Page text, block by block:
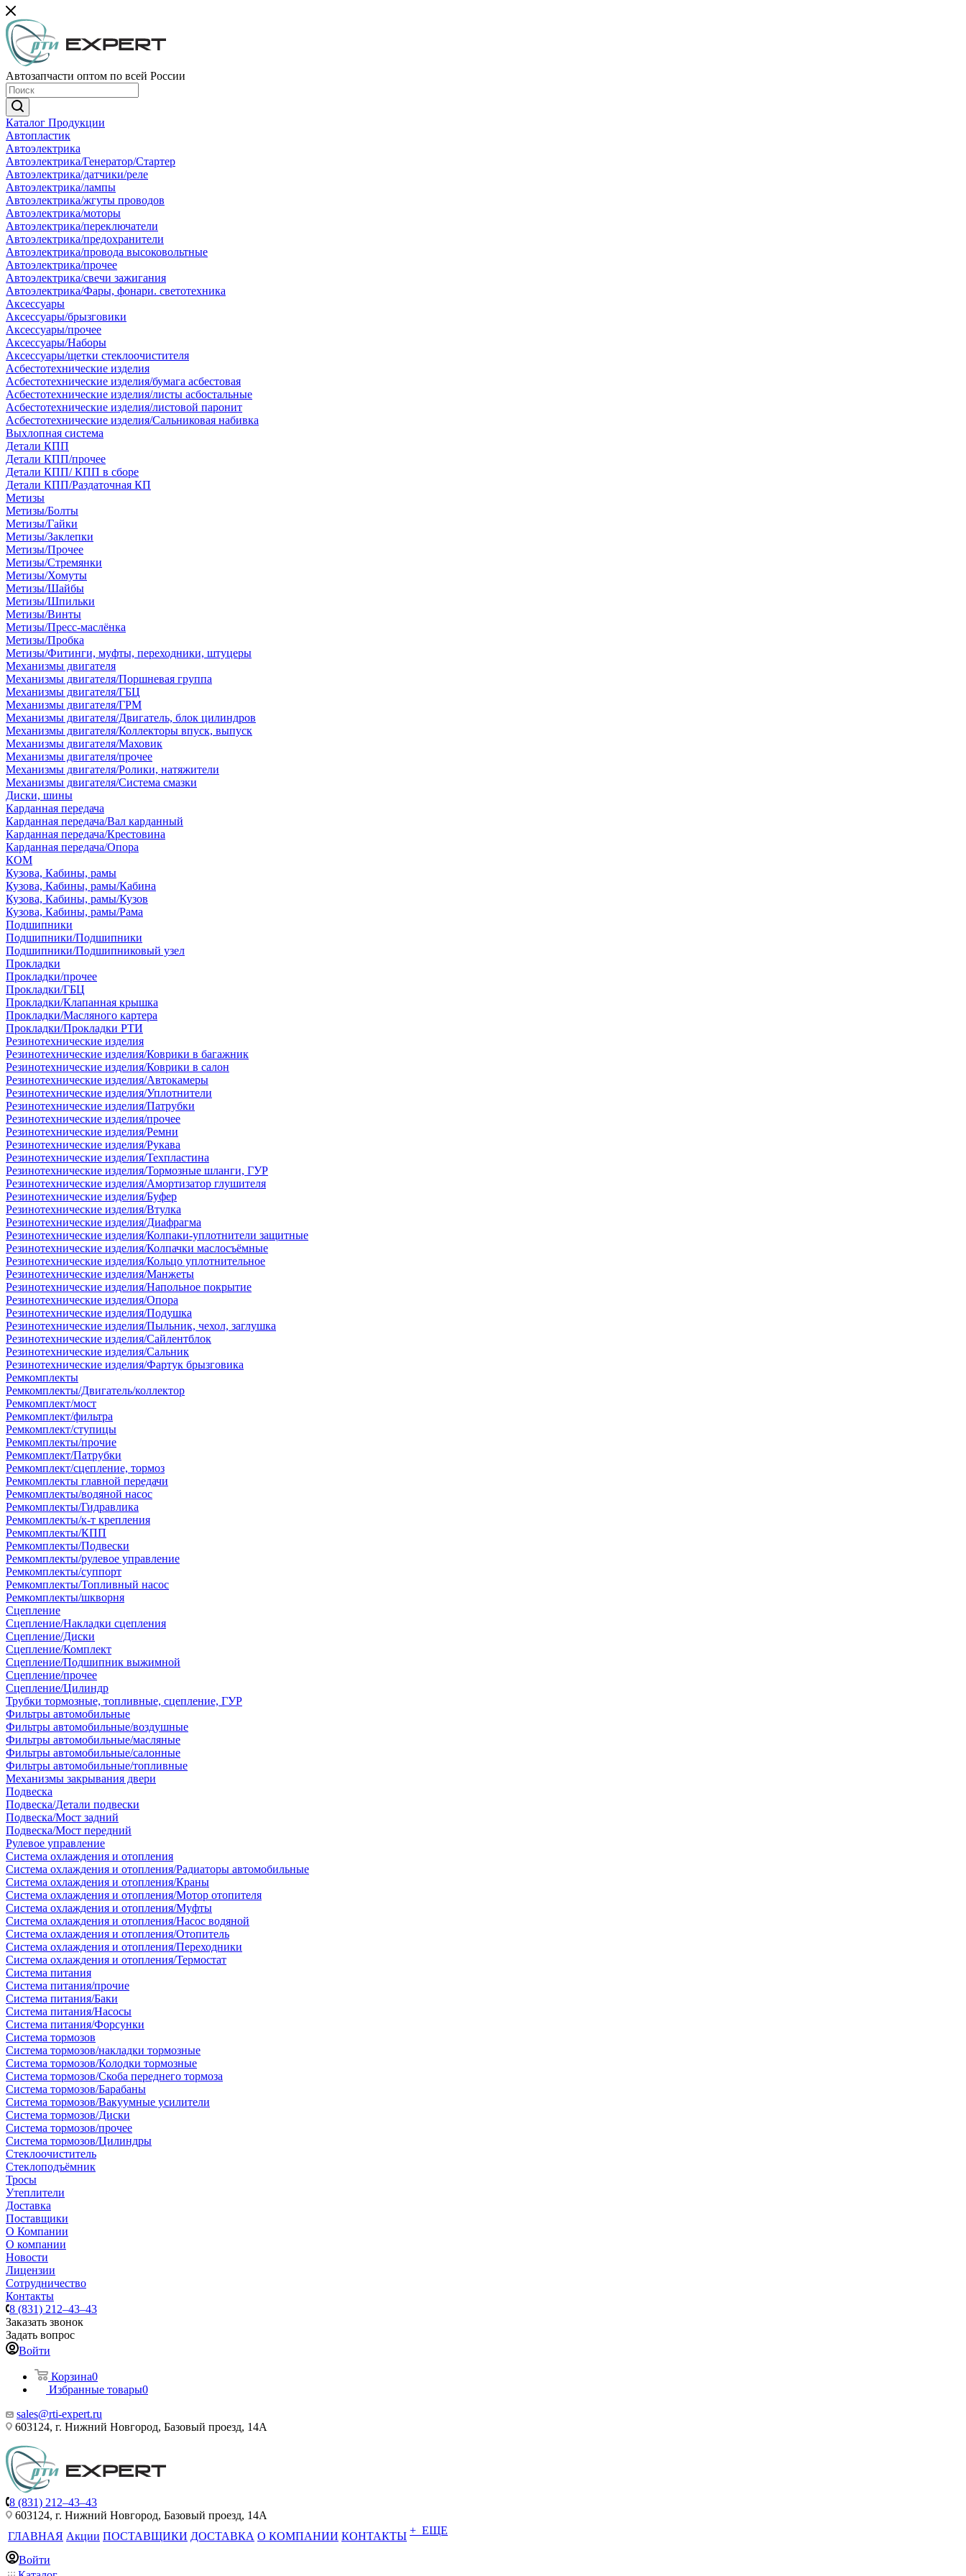
Автозапчасти оптом по всей России
Каталог Продукции
Автопластик
Автоэлектрика
Автоэлектрика/Генератор/Стартер
Автоэлектрика/датчики/реле
Автоэлектрика/лампы
Автоэлектрика/жгуты проводов
Автоэлектрика/моторы
Автоэлектрика/переключатели
Автоэлектрика/предохранители
Автоэлектрика/провода высоковольтные
Автоэлектрика/прочее
Автоэлектрика/свечи зажигания
Автоэлектрика/Фары, фонари. светотехника
Аксессуары
Аксессуары/брызговики
Аксессуары/прочее
Аксессуары/Наборы
Аксессуары/щетки стеклоочистителя
Асбестотехнические изделия
Асбестотехнические изделия/бумага асбестовая
Асбестотехнические изделия/листы асбостальные
Асбестотехнические изделия/листовой паронит
Асбестотехнические изделия/Сальниковая набивка
Выхлопная система
Детали КПП
Детали КПП/прочее
Детали КПП/ КПП в сборе
Детали КПП/Раздаточная КП
Метизы
Метизы/Болты
Метизы/Гайки
Метизы/Заклепки
Метизы/Прочее
Метизы/Стремянки
Метизы/Хомуты
Метизы/Шайбы
Метизы/Шпильки
Метизы/Винты
Метизы/Пресс-маслёнка
Метизы/Пробка
Метизы/Фитинги, муфты, переходники, штуцеры
Механизмы двигателя
Механизмы двигателя/Поршневая группа
Механизмы двигателя/ГБЦ
Механизмы двигателя/ГРМ
Механизмы двигателя/Двигатель, блок цилиндров
Механизмы двигателя/Коллекторы впуск, выпуск
Механизмы двигателя/Маховик
Механизмы двигателя/прочее
Механизмы двигателя/Ролики, натяжители
Механизмы двигателя/Система смазки
Диски, шины
Карданная передача
Карданная передача/Вал карданный
Карданная передача/Крестовина
Карданная передача/Опора
КОМ
Кузова, Кабины, рамы
Кузова, Кабины, рамы/Кабина
Кузова, Кабины, рамы/Кузов
Кузова, Кабины, рамы/Рама
Подшипники
Подшипники/Подшипники
Подшипники/Подшипниковый узел
Прокладки
Прокладки/прочее
Прокладки/ГБЦ
Прокладки/Клапанная крышка
Прокладки/Масляного картера
Прокладки/Прокладки РТИ
Резинотехнические изделия
Резинотехнические изделия/Коврики в багажник
Резинотехнические изделия/Коврики в салон
Резинотехнические изделия/Автокамеры
Резинотехнические изделия/Уплотнители
Резинотехнические изделия/Патрубки
Резинотехнические изделия/прочее
Резинотехнические изделия/Ремни
Резинотехнические изделия/Рукава
Резинотехнические изделия/Техпластина
Резинотехнические изделия/Тормозные шланги, ГУР
Резинотехнические изделия/Амортизатор глушителя
Резинотехнические изделия/Буфер
Резинотехнические изделия/Втулка
Резинотехнические изделия/Диафрагма
Резинотехнические изделия/Колпаки-уплотнители защитные
Резинотехнические изделия/Колпачки маслосъёмные
Резинотехнические изделия/Кольцо уплотнительное
Резинотехнические изделия/Манжеты
Резинотехнические изделия/Напольное покрытие
Резинотехнические изделия/Опора
Резинотехнические изделия/Подушка
Резинотехнические изделия/Пыльник, чехол, заглушка
Резинотехнические изделия/Сайлентблок
Резинотехнические изделия/Сальник
Резинотехнические изделия/Фартук брызговика
Ремкомплекты
Ремкомплекты/Двигатель/коллектор
Ремкомплект/мост
Ремкомплект/фильтра
Ремкомплект/ступицы
Ремкомплекты/прочие
Ремкомплект/Патрубки
Ремкомплект/сцепление, тормоз
Ремкомплекты главной передачи
Ремкомплекты/водяной насос
Ремкомплекты/Гидравлика
Ремкомплекты/к-т крепления
Ремкомплекты/КПП
Ремкомплекты/Подвески
Ремкомплекты/рулевое управление
Ремкомплекты/суппорт
Ремкомплекты/Топливный насос
Ремкомплекты/шкворня
Сцепление
Сцепление/Накладки сцепления
Сцепление/Диски
Сцепление/Комплект
Сцепление/Подшипник выжимной
Сцепление/прочее
Сцепление/Цилиндр
Трубки тормозные, топливные, сцепление, ГУР
Фильтры автомобильные
Фильтры автомобильные/воздушные
Фильтры автомобильные/масляные
Фильтры автомобильные/салонные
Фильтры автомобильные/топливные
Механизмы закрывания двери
Подвеска
Подвеска/Детали подвески
Подвеска/Мост задний
Подвеска/Мост передний
Рулевое управление
Система охлаждения и отопления
Система охлаждения и отопления/Радиаторы автомобильные
Система охлаждения и отопления/Краны
Система охлаждения и отопления/Мотор отопителя
Система охлаждения и отопления/Муфты
Система охлаждения и отопления/Насос водяной
Система охлаждения и отопления/Отопитель
Система охлаждения и отопления/Переходники
Система охлаждения и отопления/Термостат
Система питания
Система питания/прочие
Система питания/Баки
Система питания/Насосы
Система питания/Форсунки
Система тормозов
Система тормозов/накладки тормозные
Система тормозов/Колодки тормозные
Система тормозов/Скоба переднего тормоза
Система тормозов/Барабаны
Система тормозов/Вакуумные усилители
Система тормозов/Диски
Система тормозов/прочее
Система тормозов/Цилиндры
Стеклоочиститель
Стеклоподъёмник
Тросы
Утеплители
Доставка
Поставщики
О Компании
О компании
Новости
Лицензии
Сотрудничество
Контакты
8 (831) 212–43–43
Заказать звонок
Задать вопрос
Войти
Корзина0
Избранные товары0
sales@rti-expert.ru
603124, г. Нижний Новгород, Базовый проезд, 14А
8 (831) 212–43–43
603124, г. Нижний Новгород, Базовый проезд, 14А
ГЛАВНАЯ Акции ПОСТАВЩИКИ ДОСТАВКА О КОМПАНИИ КОНТАКТЫ + ЕЩЕ
Войти